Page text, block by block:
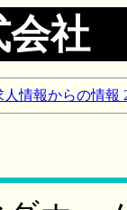
会社
情報からの情報